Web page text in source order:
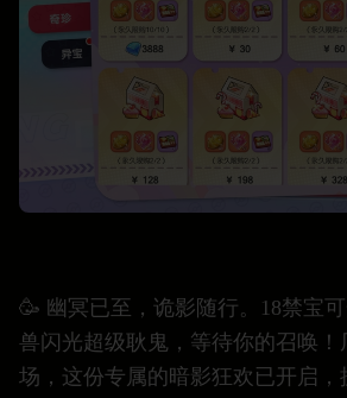
🥳 幽冥已至，诡影随行。18禁宝
兽闪光超级耿鬼，等待你的召唤！
场，这份专属的暗影狂欢已开启，